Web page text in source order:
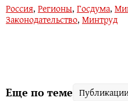
Россия, Регионы, Госдума,
Законодательство, Минтруд
Еще по теме